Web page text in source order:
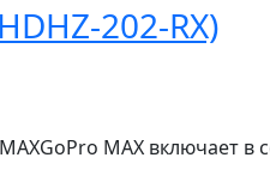
202-RX)
MAX включает